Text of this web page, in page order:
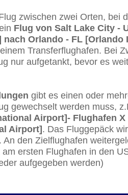
zwischen zwei Orten, bei
Flug von Salt Lake City -
Orlando - FL
Transferflughafen. Bei
nur aufgetankt, bevor es
gibt es einen oder
gewechselt werden muss,
Airport]- Flughafen
Airport]. Das Fluggepäck
An den Zielflughafen
ersten Flughafen in den
aufgegeben werden)